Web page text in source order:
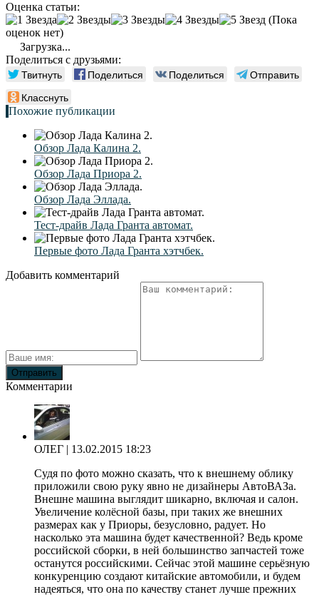
Оценка статьи:
(Пока
оценок нет)
Загрузка...
Поделиться с друзьями:
Твитнуть Поделиться Поделиться
Отправить
Класснуть
Похожие публикации
Обзор Лада Калина 2.
Обзор Лада Приора 2.
Обзор Лада Эллада.
Тест-драйв Лада Гранта автомат.
Первые фото Лада Гранта хэтчбек.
Добавить комментарий
Комментарии
ОЛЕГ | 13.02.2015 18:23
Судя по фото можно сказать, что к внешнему облику
приложили свою руку явно не дизайнеры АвтоВАЗа.
Внешне машина выглядит шикарно, включая и салон.
Увеличение колёсной базы, при таких же внешних
размерах как у Приоры, безусловно, радует. Но
насколько эта машина будет качественной? Ведь кроме
российской сборки, в ней большинство запчастей тоже
останутся российскими. Сейчас этой машине серьёзную
конкуренцию создают китайские автомобили, и будем
надеяться, что она по качеству станет лучше прежних